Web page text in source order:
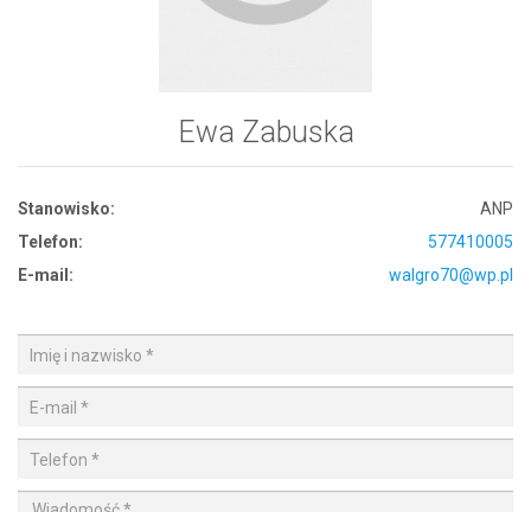
Ewa Zabuska
Stanowisko:
ANP
Telefon:
577410005
E-mail:
walgro70@wp.pl